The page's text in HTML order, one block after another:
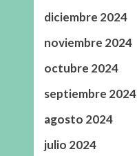
diciembre 2024
noviembre 2024
octubre 2024
septiembre 2024
agosto 2024
julio 2024